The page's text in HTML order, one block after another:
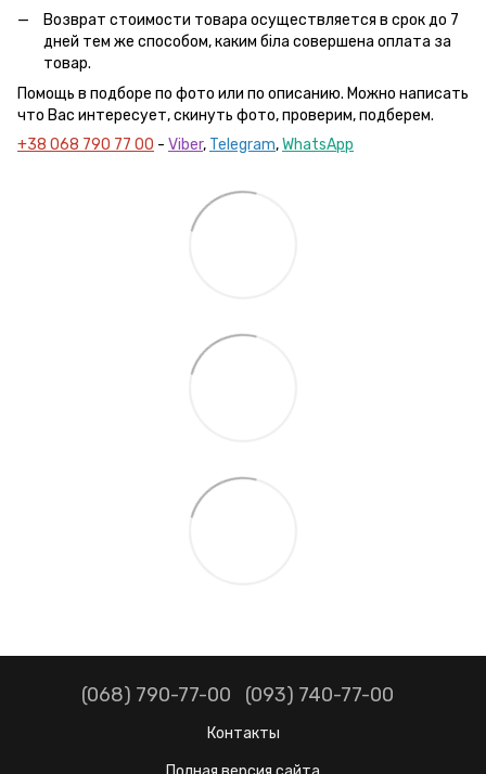
Возврат стоимости товара осуществляется в срок до 7
дней тем же способом, каким біла совершена оплата за
товар.
Помощь в подборе по фото или по описанию. Можно написать
что Вас интересует, скинуть фото, проверим, подберем.
+38 068 790 77 00 - Viber, Telegram,WhatsApp
(068) 790-77-00 (093) 740-77-00
Контакты